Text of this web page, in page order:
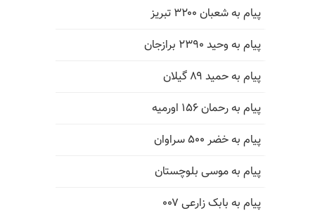
پیام به شعبان ۳۲۰۰ تبریز
پیام به وحید ۲۳۹۰ برازجان
پیام به حمید ۸۹ گیلان
پیام به رحمان ۱۵۶ اورمیه
پیام به خضر ۵۰۰ سراوان
پیام به موسی بلوچستان
پیام به بابک زارعی ۰۰۷